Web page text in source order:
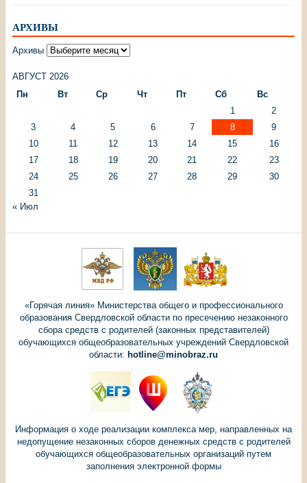
АРХИВЫ
Архивы
АВГУСТ 2026
Пн
Вт Ср Чт Пт Сб
Вс
1
2
3
4 5 6 7 8
9
10
11 12 13 14 15
16
17
18 19 20 21 22
23
24
25 26 27 28 29
30
31
« Июл
«Горячая линия» Министерства общего и профессионального
образования Свердловской области по пресечению незаконного
сбора средств с родителей (законных представителей)
обучающихся общеобразовательных учреждений Свердловской
области: hotline@minobraz.ru
Информация о ходе реализации комплекса мер, направленных на
недопущение незаконных сборов денежных средств с родителей
обучающихся общеобразовательных организаций путем
заполнения электронной формы